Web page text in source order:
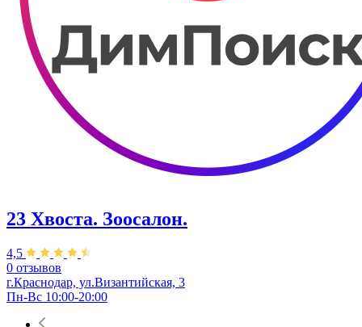
23 Хвоста. Зоосалон.
4,5
0 отзывов
г.Краснодар, ул.Византийская, 3
Пн-Вс 10:00-20:00